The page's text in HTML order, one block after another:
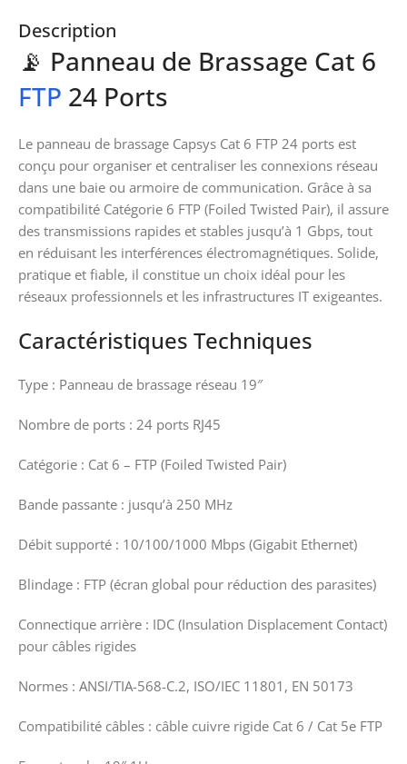
Description
📡 Panneau de Brassage Cat 6
FTP 24 Ports
Le panneau de brassage Capsys Cat 6 FTP 24 ports est
conçu pour organiser et centraliser les connexions réseau
dans une baie ou armoire de communication. Grâce à sa
compatibilité Catégorie 6 FTP (Foiled Twisted Pair), il assure
des transmissions rapides et stables jusqu’à 1 Gbps, tout
en réduisant les interférences électromagnétiques. Solide,
pratique et fiable, il constitue un choix idéal pour les
réseaux professionnels et les infrastructures IT exigeantes.
Caractéristiques Techniques
Type : Panneau de brassage réseau 19″
Nombre de ports : 24 ports RJ45
Catégorie : Cat 6 – FTP (Foiled Twisted Pair)
Bande passante : jusqu’à 250 MHz
Débit supporté : 10/100/1000 Mbps (Gigabit Ethernet)
Blindage : FTP (écran global pour réduction des parasites)
Connectique arrière : IDC (Insulation Displacement Contact)
pour câbles rigides
Normes : ANSI/TIA-568-C.2, ISO/IEC 11801, EN 50173
Compatibilité câbles : câble cuivre rigide Cat 6 / Cat 5e FTP